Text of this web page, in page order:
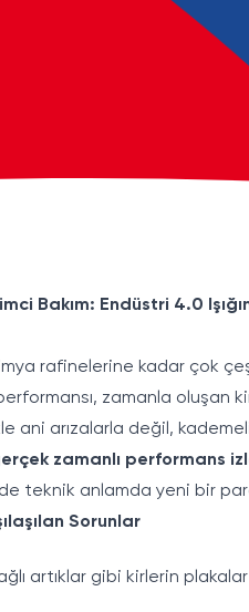
Bakım: Endüstri 4.0
rafinelerine kadar çok
zamanla
ani arızalarla değil,
zamanlı performans
teknik anlamda yeni bir
Sorunlar
artıklar gibi kirlerin plakalar